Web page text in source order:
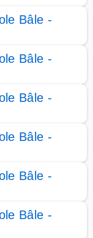
Bâle -
Bâle -
Bâle -
Bâle -
Bâle -
Bâle -